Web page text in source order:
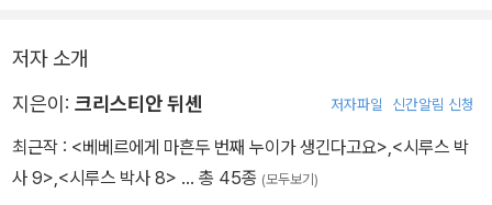
찾아 떠났다. 이제는 두 명의 누나, 베베르, 아빠 그리고 일을 도와주
는 비숑 아줌마만이 집을 지키고 있을 뿐이다.
그러던 어느 날, 아빠의 다섯 번째 부인이 될 플라비양이 나타난다. 베
베르는 아빠에게 새로운 부인이 생기는 것도 싫지만, 새로운 아이가
저자 소개
지은이: 크리스티안 뒤셴 저자파일 신간알림 신청
최근작 : <베베르에게 마흔두 번째 누이가 생긴다고요>,<시루스 박
사 9>,<시루스 박사 8> … 총 45종 (모두보기)